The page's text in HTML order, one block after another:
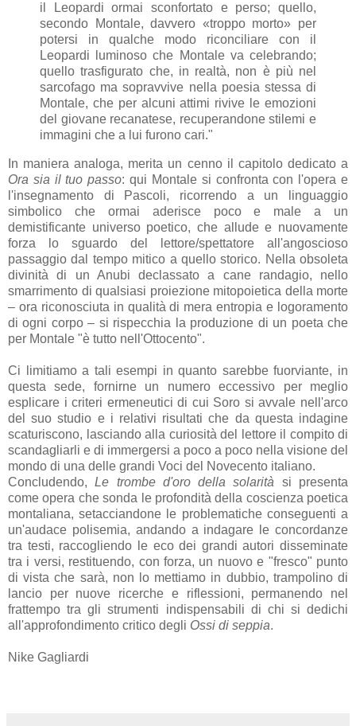
il Leopardi ormai sconfortato e perso; quello,
secondo Montale, davvero «troppo morto» per
potersi in qualche modo riconciliare con il
Leopardi luminoso che Montale va celebrando;
quello trasfigurato che, in realtà, non è più nel
sarcofago ma sopravvive nella poesia stessa di
Montale, che per alcuni attimi rivive le emozioni
del giovane recanatese, recuperandone stilemi e
immagini che a lui furono cari."
In maniera analoga, merita un cenno il capitolo dedicato a
Ora sia il tuo passo: qui Montale si confronta con l'opera e
l'insegnamento di Pascoli, ricorrendo a un linguaggio
simbolico che ormai aderisce poco e male a un
demistificante universo poetico, che allude e nuovamente
forza lo sguardo del lettore/spettatore all'angoscioso
passaggio dal tempo mitico a quello storico. Nella obsoleta
divinità di un Anubi declassato a cane randagio, nello
smarrimento di qualsiasi proiezione mitopoietica della morte
– ora riconosciuta in qualità di mera entropia e logoramento
di ogni corpo – si rispecchia la produzione di un poeta che
per Montale "è tutto nell'Ottocento".
Ci limitiamo a tali esempi in quanto sarebbe fuorviante, in
questa sede, fornirne un numero eccessivo per meglio
esplicare i criteri ermeneutici di cui Soro si avvale nell'arco
del suo studio e i relativi risultati che da questa indagine
scaturiscono, lasciando alla curiosità del lettore il compito di
scandagliarli e di immergersi a poco a poco nella visione del
mondo di una delle grandi Voci del Novecento italiano.
Concludendo,Le trombe d'oro della solarità si presenta
come opera che sonda le profondità della coscienza poetica
montaliana, setacciandone le problematiche conseguenti a
un'audace polisemia, andando a indagare le concordanze
tra testi, raccogliendo le eco dei grandi autori disseminate
tra i versi, restituendo, con forza, un nuovo e "fresco" punto
di vista che sarà, non lo mettiamo in dubbio, trampolino di
lancio per nuove ricerche e riflessioni, permanendo nel
frattempo tra gli strumenti indispensabili di chi si dedichi
all'approfondimento critico degli Ossi di seppia.
Nike Gagliardi